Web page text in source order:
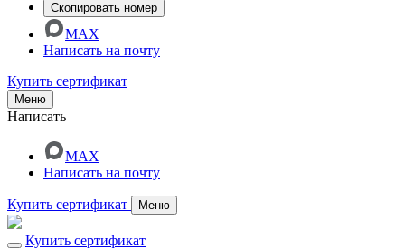
Скопировать номер
MAX
Написать на почту
Купить сертификат
Меню
Написать
MAX
Написать на почту
Купить сертификат Меню
Купить сертификат